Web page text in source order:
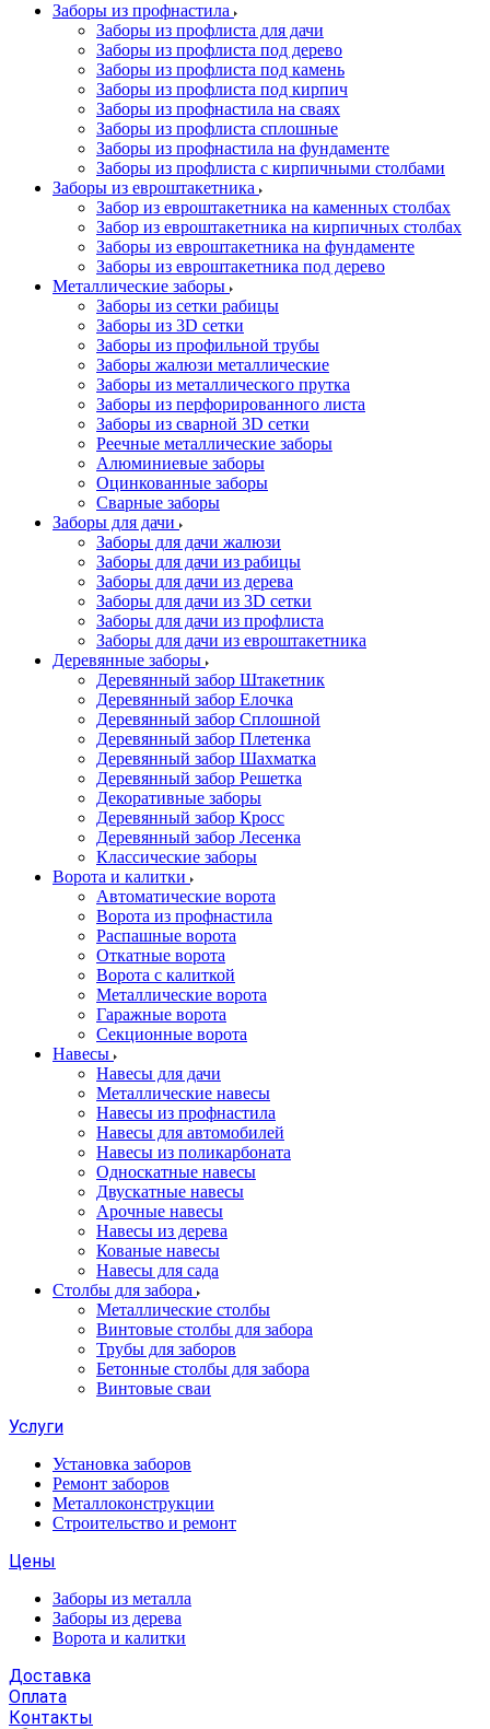
Заборы из профнастила
Заборы из профлиста для дачи
Заборы из профлиста под дерево
Заборы из профлиста под камень
Заборы из профлиста под кирпич
Заборы из профнастила на сваях
Заборы из профлиста сплошные
Заборы из профнастила на фундаменте
Заборы из профлиста с кирпичными столбами
Заборы из евроштакетника
Забор из евроштакетника на каменных столбах
Забор из евроштакетника на кирпичных столбах
Заборы из евроштакетника на фундаменте
Заборы из евроштакетника под дерево
Металлические заборы
Заборы из сетки рабицы
Заборы из 3D сетки
Заборы из профильной трубы
Заборы жалюзи металлические
Заборы из металлического прутка
Заборы из перфорированного листа
Заборы из сварной 3D сетки
Реечные металлические заборы
Алюминиевые заборы
Оцинкованные заборы
Сварные заборы
Заборы для дачи
Заборы для дачи жалюзи
Заборы для дачи из рабицы
Заборы для дачи из дерева
Заборы для дачи из 3D сетки
Заборы для дачи из профлиста
Заборы для дачи из евроштакетника
Деревянные заборы
Деревянный забор Штакетник
Деревянный забор Елочка
Деревянный забор Сплошной
Деревянный забор Плетенка
Деревянный забор Шахматка
Деревянный забор Решетка
Декоративные заборы
Деревянный забор Кросс
Деревянный забор Лесенка
Классические заборы
Ворота и калитки
Автоматические ворота
Ворота из профнастила
Распашные ворота
Откатные ворота
Ворота с калиткой
Металлические ворота
Гаражные ворота
Секционные ворота
Навесы
Навесы для дачи
Металлические навесы
Навесы из профнастила
Навесы для автомобилей
Навесы из поликарбоната
Односкатные навесы
Двускатные навесы
Арочные навесы
Навесы из дерева
Кованые навесы
Навесы для сада
Столбы для забора
Металлические столбы
Винтовые столбы для забора
Трубы для заборов
Бетонные столбы для забора
Винтовые сваи
Услуги
Установка заборов
Ремонт заборов
Металлоконструкции
Строительство и ремонт
Цены
Заборы из металла
Заборы из дерева
Ворота и калитки
Доставка
Оплата
Контакты